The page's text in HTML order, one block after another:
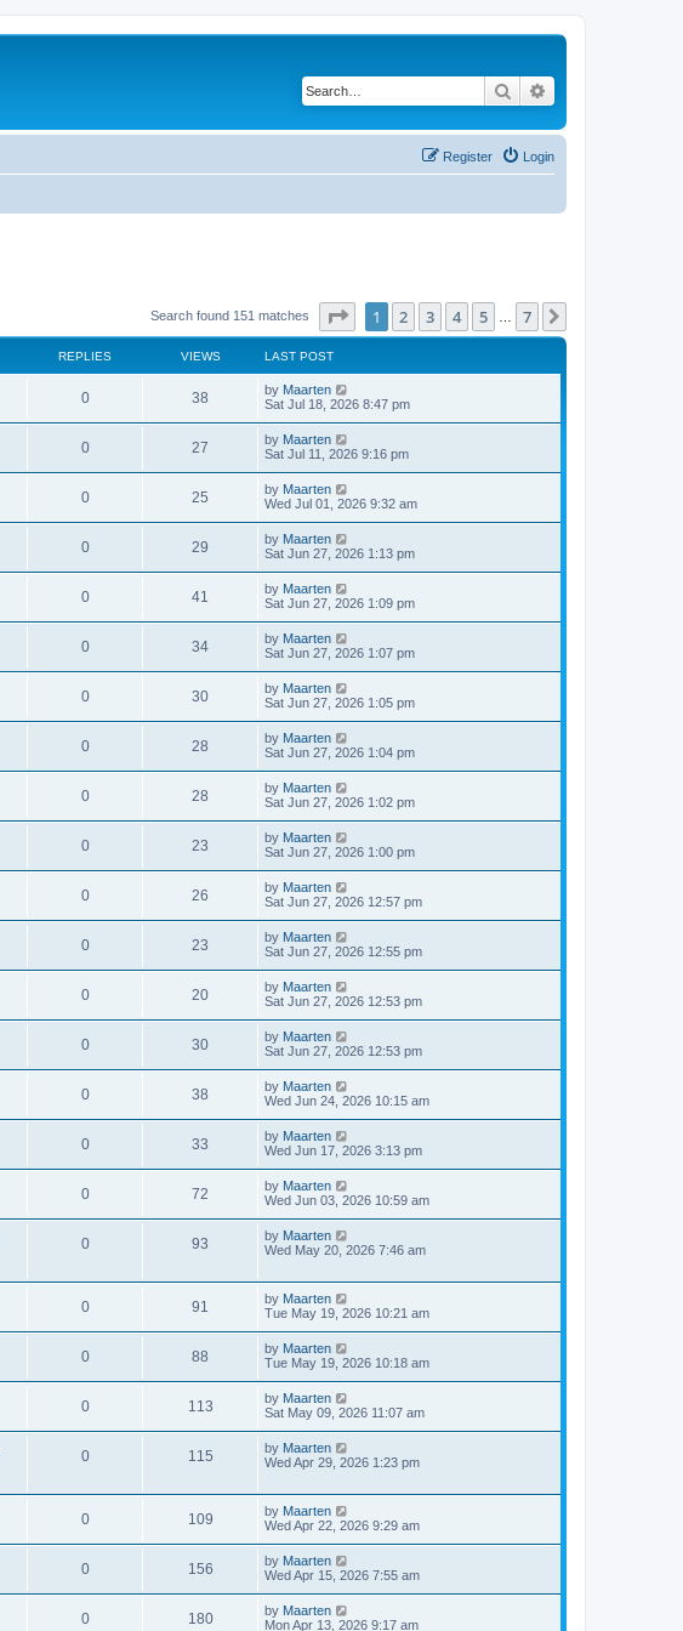
Search
Login
Register
Search found 151 matches Page of 7
1 2 3 4 5 7
REPLIES VIEWS LAST POST
0R
e
l
i
e
38
i
s
L
a
t
p
o
s
t
by Maarten
Sat Jul 18, 2026 8:47 pm
0R
e
l
i
e
27
i
s
L
a
t
p
o
s
t
by Maarten
Sat Jul 11, 2026 9:16 pm
0R
e
l
i
e
25
i
s
L
a
t
p
o
s
t
by Maarten
Wed Jul 01, 2026 9:32 am
0R
e
l
i
e
29
i
s
L
a
t
p
o
s
t
by Maarten
Sat Jun 27, 2026 1:13 pm
0R
e
l
i
e
41
i
w
s
L
a
t
p
o
s
t
by Maarten
Sat Jun 27, 2026 1:09 pm
0R
e
l
i
e
34V
i
s
L
a
t
p
o
s
t
by Maarten
Sat Jun 27, 2026 1:07 pm
0R
e
l
i
e
30V
i
s
L
a
t
p
o
s
t
by Maarten
Sat Jun 27, 2026 1:05 pm
0R
e
l
i
e
28
i
s
L
a
t
p
o
s
t
by Maarten
Sat Jun 27, 2026 1:04 pm
0R
e
l
i
e
28
i
s
L
a
t
p
o
s
t
by Maarten
Sat Jun 27, 2026 1:02 pm
0R
e
l
i
e
23
i
s
L
a
t
p
o
s
t
by Maarten
Sat Jun 27, 2026 1:00 pm
0R
e
l
i
e
26
i
w
s
L
a
t
p
o
s
t
by Maarten
Sat Jun 27, 2026 12:57 pm
0R
e
l
i
e
23
i
s
L
a
t
p
o
s
t
by Maarten
Sat Jun 27, 2026 12:55 pm
0R
e
l
i
e
20V
i
s
L
a
t
p
o
s
t
by Maarten
Sat Jun 27, 2026 12:53 pm
0R
e
l
i
e
30V
i
s
L
a
t
p
o
s
t
by Maarten
Sat Jun 27, 2026 12:53 pm
0R
e
l
i
e
s
38
i
s
L
a
t
p
o
s
t
by Maarten
Wed Jun 24, 2026 10:15 am
0R
e
l
e
s
33
i
L
a
t
p
o
s
t
by Maarten
Wed Jun 17, 2026 3:13 pm
0R
e
l
e
s
72
i
w
L
a
t
p
o
t
by Maarten
Wed Jun 03, 2026 10:59 am
0R
p
l
e
s
93
w
L
a
p
o
s
t
by Maarten
Wed May 20, 2026 7:46 am
0R
e
l
i
e
s
91
i
w
s
L
a
t
p
o
s
t
by Maarten
Tue May 19, 2026 10:21 am
0R
e
l
e
s
88
i
w
L
a
t
p
o
s
t
by Maarten
Tue May 19, 2026 10:18 am
0R
e
l
e
s
113V
i
w
L
a
t
p
o
t
by Maarten
Sat May 09, 2026 11:07 am
0R
p
l
e
115V
e
w
L
a
p
o
s
t
by Maarten
Wed Apr 29, 2026 1:23 pm
0R
e
l
109V
i
w
L
a
t
p
o
s
t
by Maarten
Wed Apr 22, 2026 9:29 am
0R
e
156V
i
L
a
t
p
by Maarten
Wed Apr 15, 2026 7:55 am
0R 180V
L
a
by Maarten
Mon Apr 13, 2026 9:17 am